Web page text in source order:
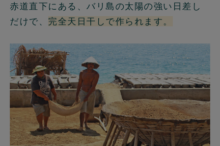
赤道直下にある、バリ島の太陽の強い日差し
だけで、 完全天日干しで作られます。